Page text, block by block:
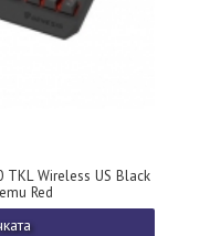
TKL Wireless US Black
Red